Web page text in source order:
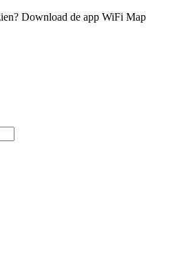
Download de app WiFi Map